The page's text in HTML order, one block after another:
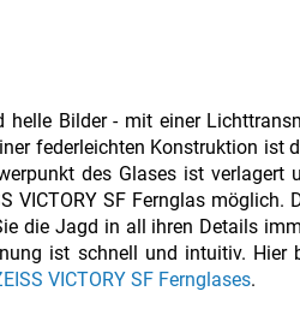
helle Bilder - mit einer
federleichten Konstruktion ist
des Glases ist verlagert
VICTORY SF Fernglas möglich.
die Jagd in all ihren Details
ist schnell und intuitiv. Hier
VICTORY SF Fernglases.